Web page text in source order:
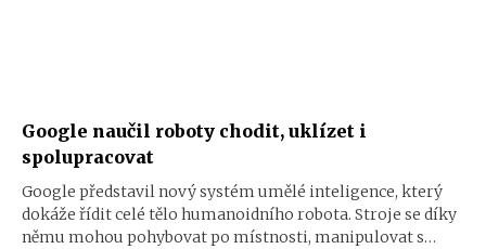
Google naučil roboty chodit, uklízet i
spolupracovat
Google představil nový systém umělé inteligence, který
dokáže řídit celé tělo humanoidního robota. Stroje se díky
němu mohou pohybovat po místnosti, manipulovat s